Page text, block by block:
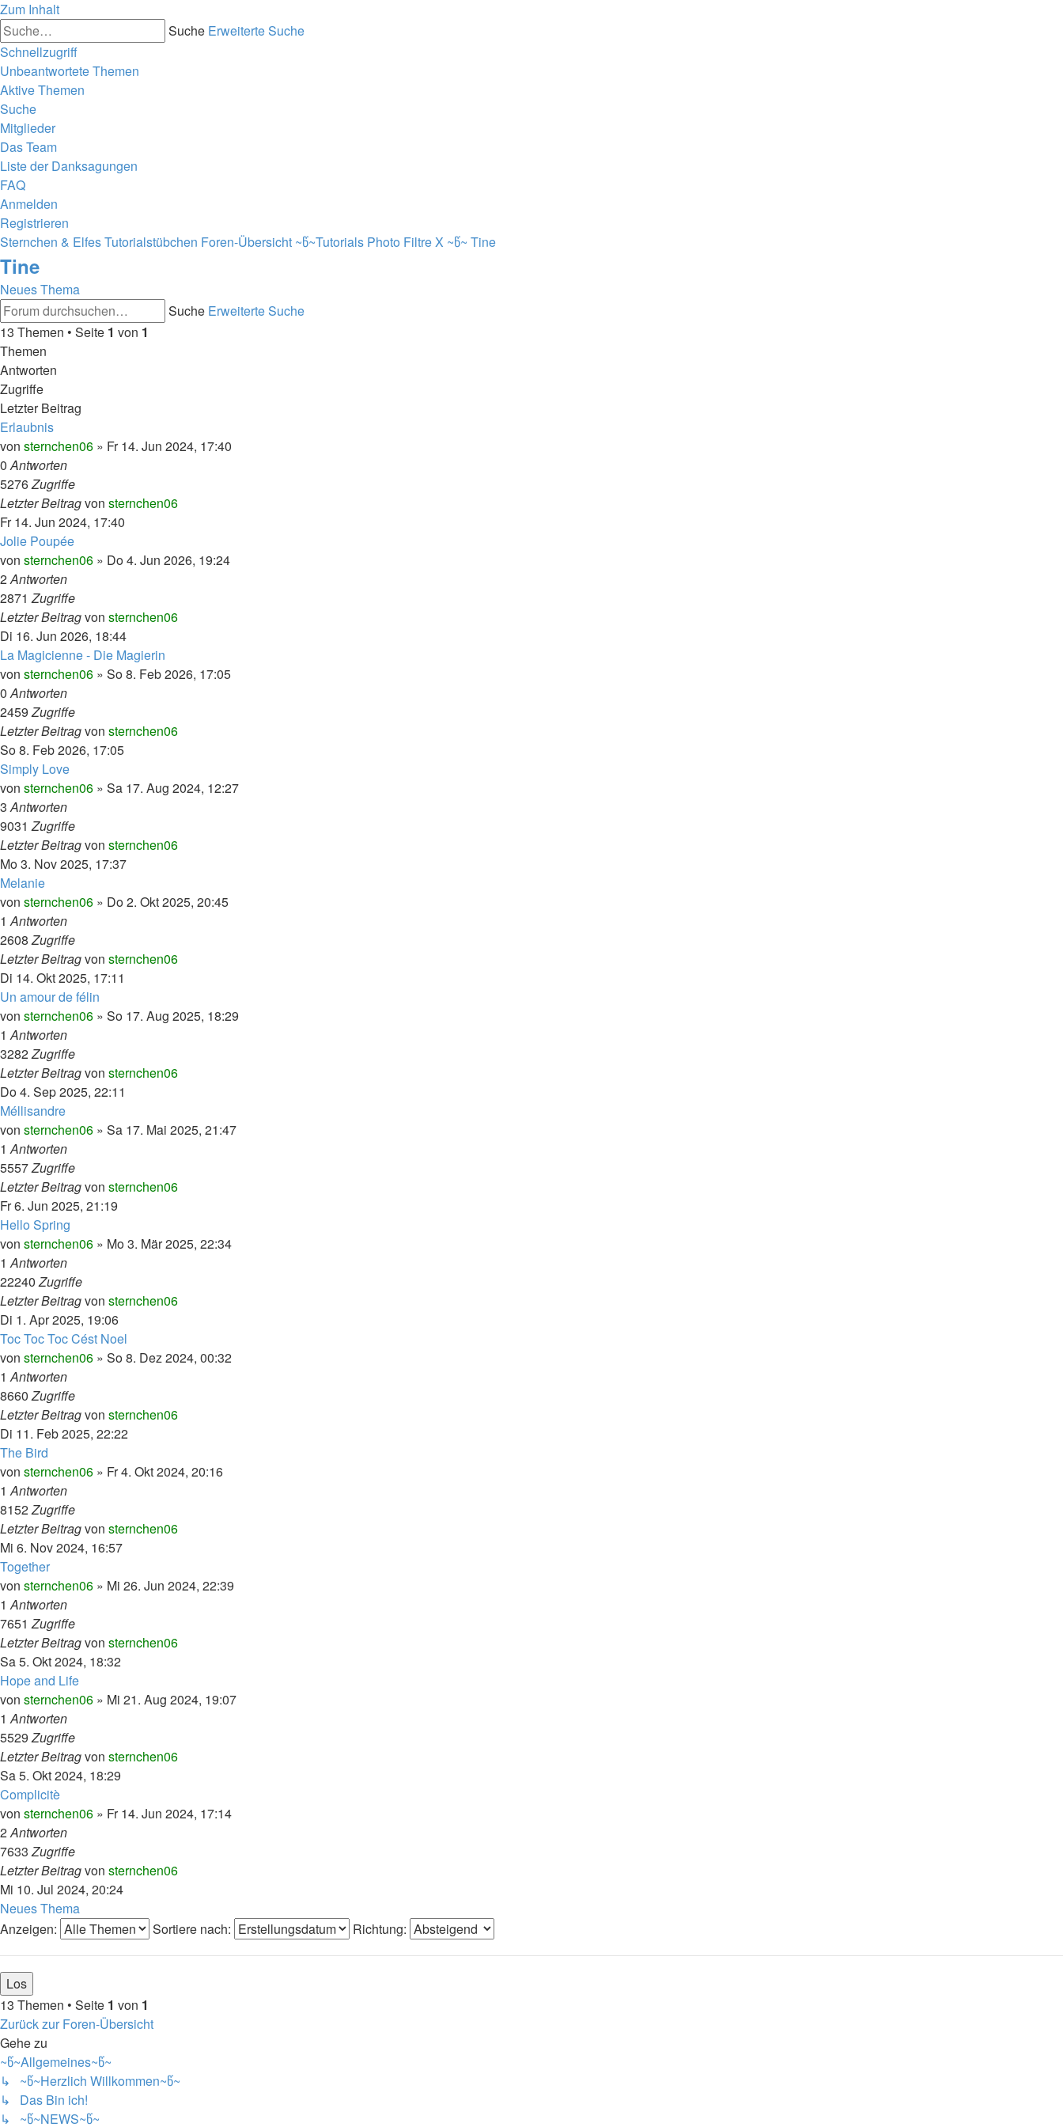
Zum Inhalt
Suche Erweiterte Suche
Schnellzugriff
Unbeantwortete Themen
Aktive Themen
Suche
Mitglieder
Das Team
Liste der Danksagungen
FAQ
Anmelden
Registrieren
Sternchen & Elfes Tutorialstübchen Foren-Übersicht ~წ~Tutorials Photo Filtre X ~წ~ Tine
Tine
Neues Thema
Suche Erweiterte Suche
13 Themen • Seite 1 von 1
Themen
Antworten
Zugriffe
Letzter Beitrag
Erlaubnis
von sternchen06 » Fr 14. Jun 2024, 17:40
0Antworten
5276Zugriffe
Letzter Beitragvon sternchen06
Fr 14. Jun 2024, 17:40
Jolie Poupée
von sternchen06 » Do 4. Jun 2026, 19:24
2Antworten
2871Zugriffe
Letzter Beitragvon sternchen06
Di 16. Jun 2026, 18:44
La Magicienne - Die Magierin
von sternchen06 » So 8. Feb 2026, 17:05
0Antworten
2459Zugriffe
Letzter Beitragvon sternchen06
So 8. Feb 2026, 17:05
Simply Love
von sternchen06 » Sa 17. Aug 2024, 12:27
3Antworten
9031Zugriffe
Letzter Beitragvon sternchen06
Mo 3. Nov 2025, 17:37
Melanie
von sternchen06 » Do 2. Okt 2025, 20:45
1Antworten
2608Zugriffe
Letzter Beitragvon sternchen06
Di 14. Okt 2025, 17:11
Un amour de félin
von sternchen06 » So 17. Aug 2025, 18:29
1Antworten
3282Zugriffe
Letzter Beitragvon sternchen06
Do 4. Sep 2025, 22:11
Méllisandre
von sternchen06 » Sa 17. Mai 2025, 21:47
1Antworten
5557Zugriffe
Letzter Beitragvon sternchen06
Fr 6. Jun 2025, 21:19
Hello Spring
von sternchen06 » Mo 3. Mär 2025, 22:34
1Antworten
22240Zugriffe
Letzter Beitragvon sternchen06
Di 1. Apr 2025, 19:06
Toc Toc Toc Cést Noel
von sternchen06 » So 8. Dez 2024, 00:32
1Antworten
8660Zugriffe
Letzter Beitragvon sternchen06
Di 11. Feb 2025, 22:22
The Bird
von sternchen06 » Fr 4. Okt 2024, 20:16
1Antworten
8152Zugriffe
Letzter Beitragvon sternchen06
Mi 6. Nov 2024, 16:57
Together
von sternchen06 » Mi 26. Jun 2024, 22:39
1Antworten
7651Zugriffe
Letzter Beitragvon sternchen06
Sa 5. Okt 2024, 18:32
Hope and Life
von sternchen06 » Mi 21. Aug 2024, 19:07
1Antworten
5529Zugriffe
Letzter Beitragvon sternchen06
Sa 5. Okt 2024, 18:29
Complicitè
von sternchen06 » Fr 14. Jun 2024, 17:14
2Antworten
7633Zugriffe
Letzter Beitragvon sternchen06
Mi 10. Jul 2024, 20:24
Neues Thema
Anzeigen:
Sortiere nach: Richtung:
13 Themen • Seite 1 von 1
Zurück zur Foren-Übersicht
Gehe zu
~წ~Allgemeines~წ~
↳ ~წ~Herzlich Willkommen~წ~
↳ Das Bin ich!
↳ ~წ~NEWS~წ~